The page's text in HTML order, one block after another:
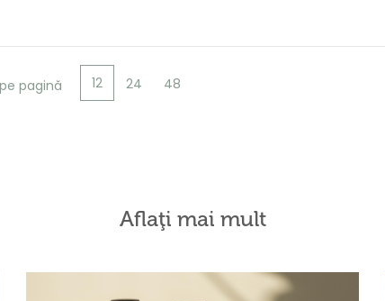
pagină 12 24 48
Aflaţi mai mult